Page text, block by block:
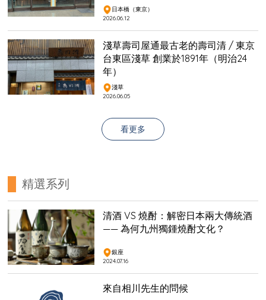
日本橋（東京）
2026.06.12
淺草壽司屋通最古老的壽司清 / 東京
台東區淺草 創業於1891年（明治24
年）
淺草
2026.06.05
看更多
精選系列
清酒 VS 燒酎：解密日本兩大傳統酒
—— 為何九州獨鍾燒酎文化？
銀座
2024.07.16
來自相川先生的問候